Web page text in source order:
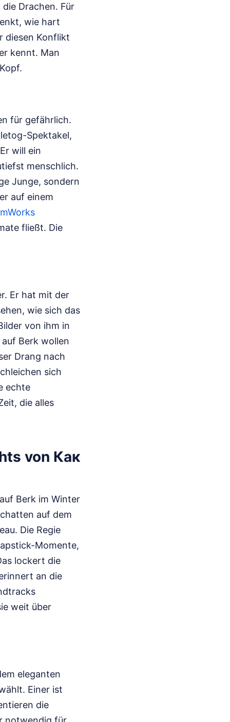
Drachen. Für
wie hart
diesen Konflikt
kennt. Man
für gefährlich.
Spektakel,
will ein
menschlich.
Junge, sondern
auf einem
fließt. Die
Er hat mit der
wie sich das
von ihm in
auf Berk wollen
Drang nach
sich
echte
die alles
von Как
Berk im Winter
auf dem
Die Regie
Momente,
lockert die
an die
weit über
eleganten
Einer ist
die